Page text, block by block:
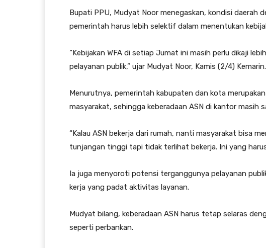
Bupati PPU, Mudyat Noor menegaskan, kondisi daerah
pemerintah harus lebih selektif dalam menentukan
“Kebijakan WFA di setiap Jumat ini masih perlu dikaji
pelayanan publik,” ujar Mudyat Noor, Kamis (2/4) Kemarin.
Menurutnya, pemerintah kabupaten dan kota
masyarakat, sehingga keberadaan ASN di kantor masih
“Kalau ASN bekerja dari rumah, nanti masyarakat bisa
tunjangan tinggi tapi tidak terlihat bekerja. Ini yang
Ia juga menyoroti potensi terganggunya pelayanan
kerja yang padat aktivitas layanan.
Mudyat bilang, keberadaan ASN harus tetap selaras
seperti perbankan.